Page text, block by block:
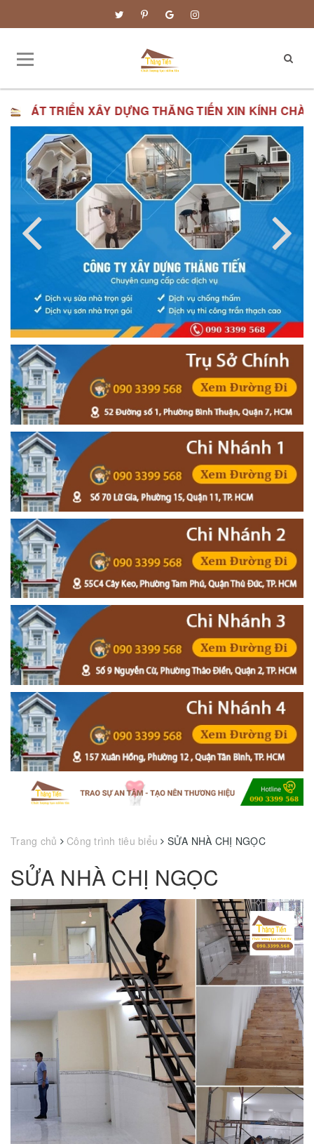
XÂY DỰNG THĂNG TIẾN XIN KÍNH CHÀO QUÝ VỊ.
Trang chủ Công trình tiêu biểu SỬA NHÀ CHỊ NGỌC
SỬA NHÀ CHỊ NGỌC